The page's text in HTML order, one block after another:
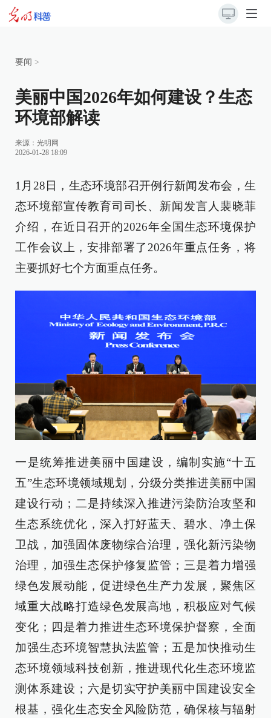
要闻 >
美丽中国2026年如何建设？生态
环境部解读
来源： 光明网
2026-01-28 18:09
1月28日，生态环境部召开例行新闻发布会，生
态环境部宣传教育司司长、新闻发言人裴晓菲
介绍，在近日召开的2026年全国生态环境保护
工作会议上，安排部署了2026年重点任务，将
主要抓好七个方面重点任务。
一是统筹推进美丽中国建设，编制实施“十五
五”生态环境领域规划，分级分类推进美丽中国
建设行动；二是持续深入推进污染防治攻坚和
生态系统优化，深入打好蓝天、碧水、净土保
卫战，加强固体废物综合治理，强化新污染物
治理，加强生态保护修复监管；三是着力增强
绿色发展动能，促进绿色生产力发展，聚焦区
域重大战略打造绿色发展高地，积极应对气候
变化；四是着力推进生态环境保护督察，全面
加强生态环境智慧执法监管；五是加快推动生
态环境领域科技创新，推进现代化生态环境监
测体系建设；六是切实守护美丽中国建设安全
根基，强化生态安全风险防范，确保核与辐射